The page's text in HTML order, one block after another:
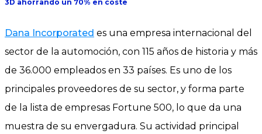
3D ahorrando un 70% en coste
Dana Incorporated es una empresa internacional del
sector de la automoción, con 115 años de historia y más
de 36.000 empleados en 33 países. Es uno de los
principales proveedores de su sector, y forma parte
de la lista de empresas Fortune 500, lo que da una
muestra de su envergadura. Su actividad principal